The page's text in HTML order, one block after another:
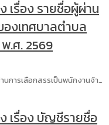
เรื่อง รายชื่อผู้ผ่าน
องเทศบาลตำบล
.ศ. 2569
นการเลือกสรรเป็นพนักงานจ้า…
เรื่อง บัญชีรายชื่อ